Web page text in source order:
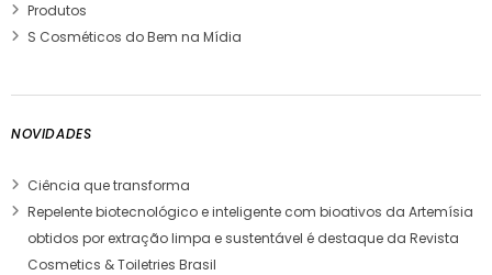
Produtos
S Cosméticos do Bem na Mídia
NOVIDADES
Ciência que transforma
Repelente biotecnológico e inteligente com bioativos da Artemísia
obtidos por extração limpa e sustentável é destaque da Revista
Cosmetics & Toiletries Brasil